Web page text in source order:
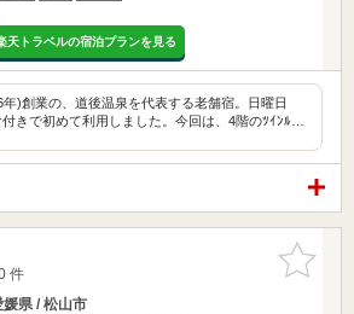
天トラベルの宿泊プランを見る
)創業の、道後温泉を代表する老舗宿。日曜日
きで初めて利用しました。今回は、4階のﾂｲﾝﾙ…
お気に入
りに追加
件
媛県 / 松山市